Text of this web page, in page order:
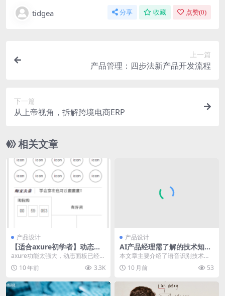
tidgea 分享 收藏 点赞(0)
上一篇
产品管理：四步法新产品开发流程
下一篇
从上帝视角，拆解跨境电商ERP
相关文章
产品设计
【适合axure初学者】动态面
板实现banner的轮播效果
axure功能太强大，动态面板已经搞
得我头晕@_@眼花了，更别提7.0版
本的中继...
10 年前 3.3K
产品设计
AI产品经理需了解的技术知
识：语音识别技术（2）
本文章主要介绍了语音识别技术语
的算法包括动态时间调整、隐马尔
可夫模型、BP神经网...
10 月前 53